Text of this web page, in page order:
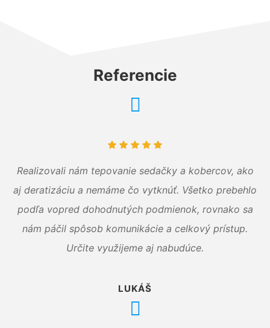
Referencie
Realizovali nám tepovanie sedačky a kobercov, ako
aj deratizáciu a nemáme čo vytknúť. Všetko prebehlo
podľa vopred dohodnutých podmienok, rovnako sa
nám páčil spôsob komunikácie a celkový prístup.
Určite využijeme aj nabudúce.
LUKÁŠ